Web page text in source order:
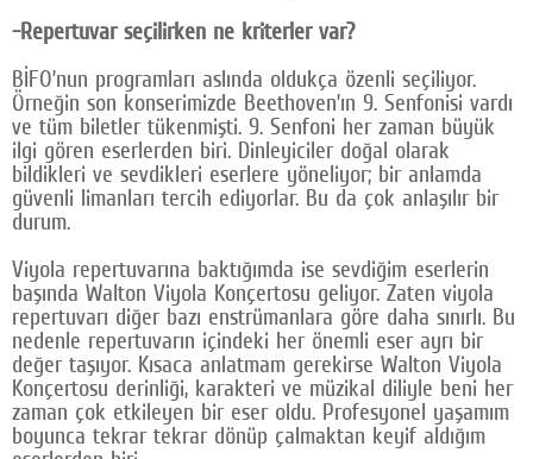
-Repertuvar seçilirken ne kriterler var?
BİFO’nun programları aslında oldukça özenli seçiliyor.
Örneğin son konserimizde Beethoven’ın 9. Senfonisi vardı
ve tüm biletler tükenmişti. 9. Senfoni her zaman büyük
ilgi gören eserlerden biri. Dinleyiciler doğal olarak
bildikleri ve sevdikleri eserlere yöneliyor; bir anlamda
güvenli limanları tercih ediyorlar. Bu da çok anlaşılır bir
durum.
Viyola repertuvarına baktığımda ise sevdiğim eserlerin
başında Walton Viyola Konçertosu geliyor. Zaten viyola
repertuvarı diğer bazı enstrümanlara göre daha sınırlı. Bu
nedenle repertuvarın içindeki her önemli eser ayrı bir
değer taşıyor. Kısaca anlatmam gerekirse Walton Viyola
Konçertosu derinliği, karakteri ve müzikal diliyle beni her
zaman çok etkileyen bir eser oldu. Profesyonel yaşamım
boyunca tekrar tekrar dönüp çalmaktan keyif aldığım